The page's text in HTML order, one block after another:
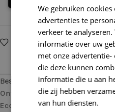
Op verlanglijstje
Beschrijving
Ontdek de Natuurlijke
Ecopuno 17 Donkerbruin
We gebruiken
advertenties te
verkeer te
informatie over uw
met onze advertentie-
die deze kunnen
informatie die u aan
die zij hebben
van hun diensten.